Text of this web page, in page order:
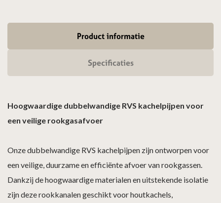
Product informatie
Specificaties
Hoogwaardige dubbelwandige RVS kachelpijpen voor
een veilige rookgasafvoer
Onze dubbelwandige RVS kachelpijpen zijn ontworpen voor
een veilige, duurzame en efficiënte afvoer van rookgassen.
Dankzij de hoogwaardige materialen en uitstekende isolatie
zijn deze rookkanalen geschikt voor houtkachels,